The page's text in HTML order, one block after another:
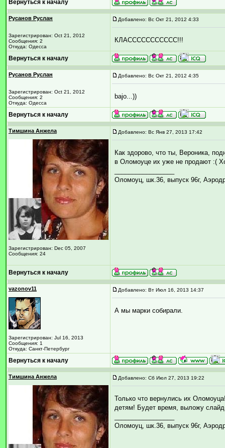
Вернуться к началу
Русанов Руслан
Зарегистрирован: Oct 21, 2012
Сообщения: 2
Откуда: Одесса
Добавлено: Вс Окт 21, 2012 4:33
КЛАССССССССССС!!!
Вернуться к началу
Русанов Руслан
Зарегистрирован: Oct 21, 2012
Сообщения: 2
Откуда: Одесса
Добавлено: Вс Окт 21, 2012 4:35
bajo...))
Вернуться к началу
Тимшина Анжела
Зарегистрирован: Dec 05, 2007
Сообщения: 24
Добавлено: Вс Янв 27, 2013 17:42
Как здорово, что ты, Вероника,
в Оломоуце их уже не продают :(
Оломоуц, шк.36, выпуск 96г,
Вернуться к началу
vazonov11
Зарегистрирован: Jul 16, 2013
Сообщения: 1
Откуда: Санкт-Петербург
Добавлено: Вт Июл 16, 2013 14:37
А мы марки собирали.
Вернуться к началу
Тимшина Анжела Добавлено: Сб Июл 27, 2013 19:22
Только что вернулись их
детям! Будет время, выложу
Оломоуц, шк.36, выпуск 96г,